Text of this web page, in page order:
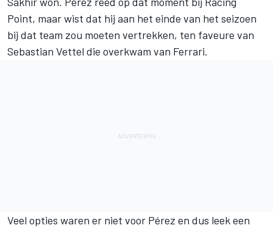
Point, maar wist dat hij aan het einde van het seizoen
bij dat team zou moeten vertrekken, ten faveure van
Sebastian Vettel die overkwam van Ferrari.
Veel opties waren er niet voor Pérez en dus leek een